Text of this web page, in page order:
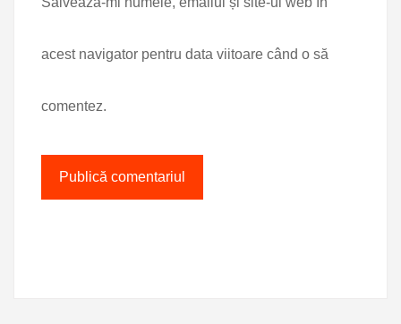
acest navigator pentru data viitoare când o să
comentez.